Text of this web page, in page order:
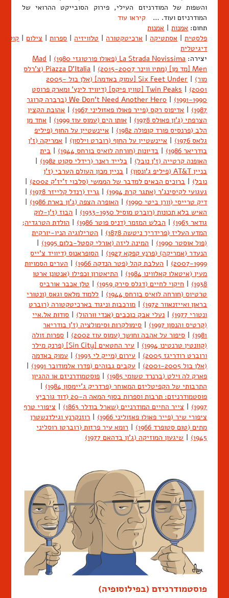
והשפות של המודרניזם העילי, פירוק הסובייקט ההרואי של
המודרניזם ועוד. … קיראו עוד
תחום: אמנות | אמנות
פלסטית | אסתטיקה | ארכיטקטורה | טלוויזיה | ספרות | צילום | קולנוע
דיגיטלית
יצירה: La Strada Novissima (פאולו פורטוגזי 1980) |
Mad
Men [מד מן] (מתיו ווינר 2015-2007)
|
Piazza D'Italia (צ'רלס
מור) |
Six Feet Under [עמוק באדמה] (אלן בול 2005-
2001)
|
Twin Peaks [טווין פיקס] (דיוויד לינץ' ומארק פרוסט
1991-1990)
|
We Don't Need Another Hero (ברברה קרוגר
1987)
| אדיפוס רקס (פייר פאולו פאזוליני 1967) | אהובת הקצין
הצרפתי (ג'ון פאולס 1978)
| אותו הים (עמוס עוז 1999) | אחד מן
הלב (פרנסיס פורד קופולה 1982)
| איינשטיין על החוף (פיליפ
גלאס 1976)
| איינשטיין על החוף (רוברט וילסון) | אמריקה (ז'ן
בודריאר 1986)
| בדיונות (חורחה לואיס בורחס 1944) | בית
האופנה קרטייה (ז'ן נובל) | בלייד ראנר (רידלי סקוט 1982)
|
בניין AT&T (פיליפ ג'ונסון)
| בניין מכון העולם הערבי (ז'ן
נובל) | ברוכים הבאים למדבר של הממשי (סלבוי ז'יז'ק 2002)
|
געגועי לקיסינג'ר (אתגר קרת 1994)
| גריז (רנדל קלייזר 1978)
|
דיק טרייסי (וורן ביטי 1990)
| האופרה הצפה (ג'ון בארת 1986)
|
האיש בלא תכונות (רוברט מוסיל 1933-1930)
| הבוז (ז'ן-לוק
גודאר 1963)
| הבלש המזמר (דניס פוטר 1986) | הולדת הטרגדיה;
המדע העליז (פרידריך ניטשה 1878)
| הטרילוגיה הניו-יורקית
(פול אוסטר 1990)
| המינה ליזה (אורלי קסטל-בלום 1995)
|
הנעדר (אמריקה) (פרנץ קפקא 1927)
| הסופראנוס (דיוויד צ'ייס
2007-1999)
| העלבת קהל (פטר הנדקה 1966) | הערים הסמויות
מעין (איטאלו קאלווינו 1984)
| התיאטרון וכפילו (אנטונן ארטו
1938)
| חיקוי לחיים (דגלס סירק 1959) | טלן אכבר אורביס
טרטיוס (חורחה לואיס בורחס 1944)
| ללמוד מלאס וגאס (ונטורי
בראון ואייזנאוור 1972)
| מורכבות וניגוד בארכיטקטורה (רוברט
ונטורי 1977)
| נעלי אבק כוכבים (אנדי וורהול) | סודות אל.איי
(קרטיס והנסון 1997)
| סימולקרות וסימולציה (ז'ן בודריאר
1981)
| סיפור על אהבה וחושך (עמוס עוז 2002) | ספרות זולה
(קוונטין טרנטינו 1994)
|
עיר החטאים [Sin City] (פרנק מילר
ורוברט רודריגז 2005)
| עירום (מייק לי 1993) | עמוק באדמה
(אלן בול 2001-2005)
| עקבים גבוהים (פדרו אלמודובר 1991)
|
פארק לה וילט (ברנרד טשומי 1985)
| פוסטמודרניזם או ההגיון
התרבותי של הקפיטליזם המאוחר (פרדריק ג'יימסון 1984)
|
פוסטמודרניזם: תרבות וספרות בסוף המאה ה-20 (דוד גורביץ
1997)
| צייר החיים המודרניים (שארל בודלר 1863) | ציפורי טרף
ציפורי שיר (פייר פאולו פאזוליני 1966)
| רוזנקרנץ וגילדנשטרן
מתים (טום סטופרד 1966)
| רומא עיר פרזות (רוברטו רוסליני
1945)
| שיגעון המוזיקה (ג'ון בדהאם 1977)
פוסטמודרניזם (בפילוסופיה)